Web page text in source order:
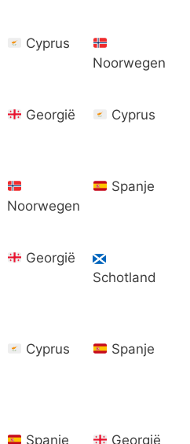
Cyprus
Noorwegen
Georgië Cyprus
Noorwegen
Spanje
Georgië
Schotland
Cyprus Spanje
Spanje Georgië